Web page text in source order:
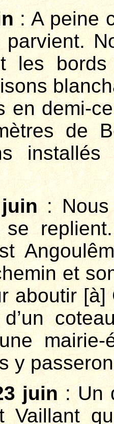
: A peine
les
en demi-
de
: Nous
et
aboutir [à]
y
juin: Un
Vaillant